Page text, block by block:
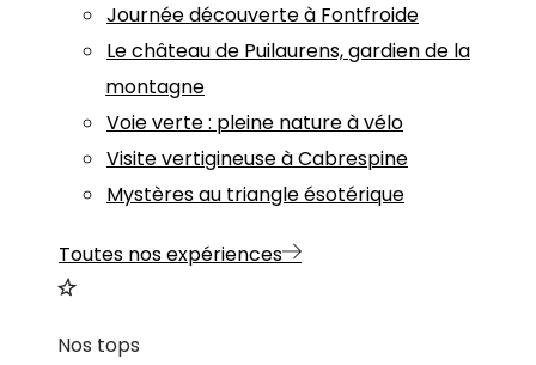
Journée découverte à Fontfroide
Le château de Puilaurens, gardien de la
montagne
Voie verte : pleine nature à vélo
Visite vertigineuse à Cabrespine
Mystères au triangle ésotérique
Toutes nos expériences
Nos tops